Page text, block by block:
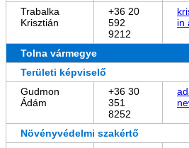
Trabalka
Krisztián
+36 20
592
9212
in
Tolna vármegye
Területi képviselő
Gudmon
Ádám
+36 30
351
8252
Növényvédelmi szakértő